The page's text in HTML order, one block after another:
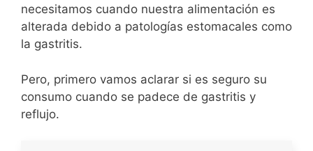
necesitamos cuando nuestra alimentación es
alterada debido a patologías estomacales como
la gastritis.
Pero, primero vamos aclarar si es seguro su
consumo cuando se padece de gastritis y
reflujo.